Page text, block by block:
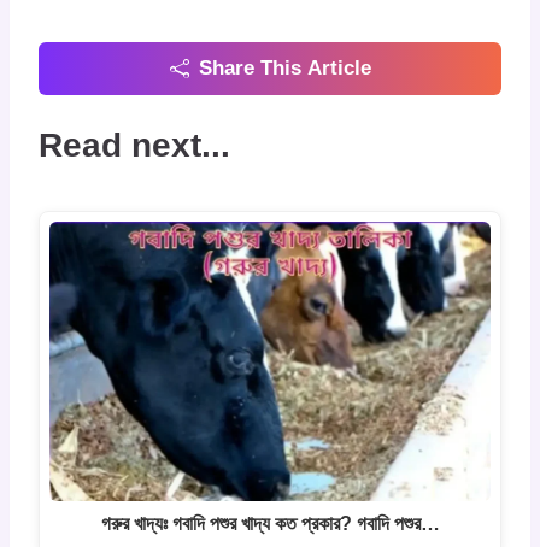
Share This Article
Read next...
গরুর খাদ্যঃ গবাদি পশুর খাদ্য কত প্রকার? গবাদি পশুর…